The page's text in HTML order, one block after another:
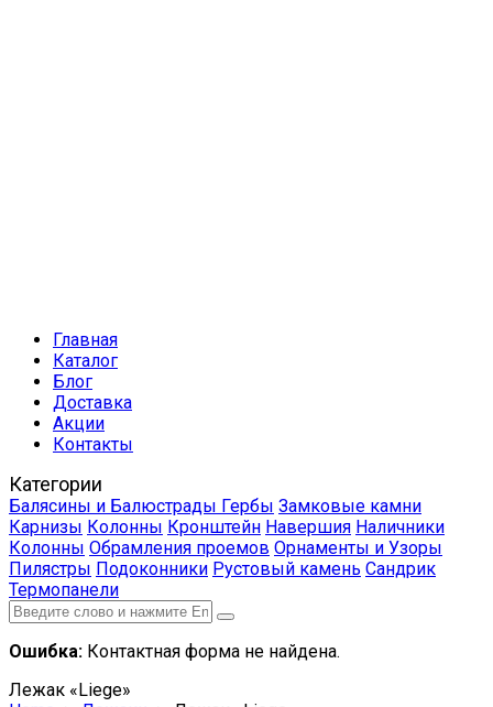
Главная
Каталог
Блог
Доставка
Акции
Контакты
Категории
Балясины и Балюстрады Гербы Замковые камни
Карнизы Колонны Кронштейн Навершия Наличники
Колонны Обрамления проемов Орнаменты и Узоры
Пилястры Подоконники Рустовый камень Сандрик
Термопанели
Ошибка: Контактная форма не найдена.
Лежак «Liege»